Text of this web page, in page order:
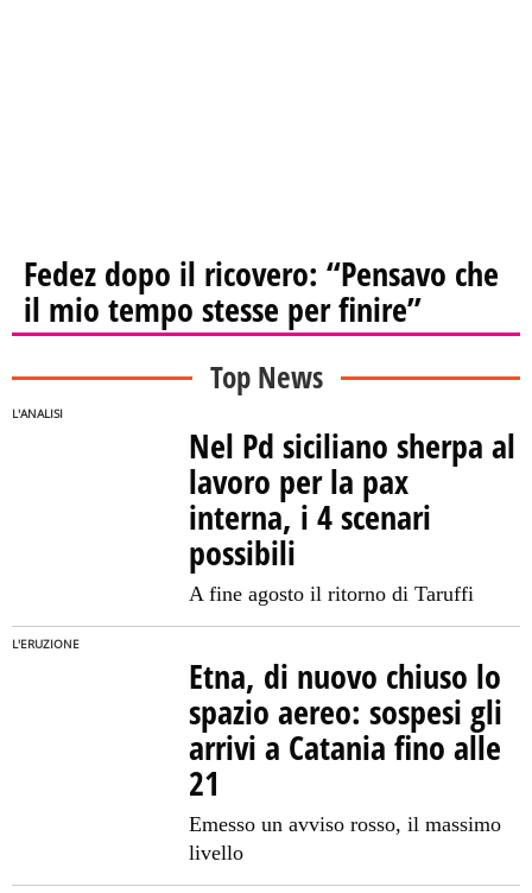
Fedez dopo il ricovero: “Pensavo che
il mio tempo stesse per finire”
Top News
L'ANALISI
Nel Pd siciliano sherpa al
lavoro per la pax
interna, i 4 scenari
possibili
A fine agosto il ritorno di Taruffi
L'ERUZIONE
Etna, di nuovo chiuso lo
spazio aereo: sospesi gli
arrivi a Catania fino alle
21
Emesso un avviso rosso, il massimo
livello